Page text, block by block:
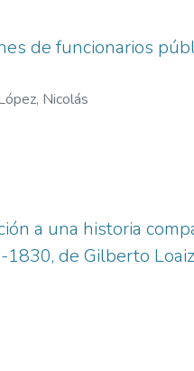
de funcionarios
Nicolás
a una historia
de Gilberto